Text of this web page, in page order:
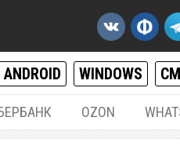
ANDROID WINDOWS
OZON